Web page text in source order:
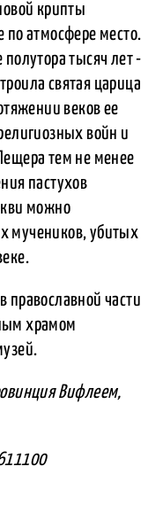
крипты
по атмосфере место.
полутора тысяч лет -
святая царица
веков ее
войн и
тем не менее
пастухов
можно
мучеников, убитых
православной части
храмом
Вифлеем,